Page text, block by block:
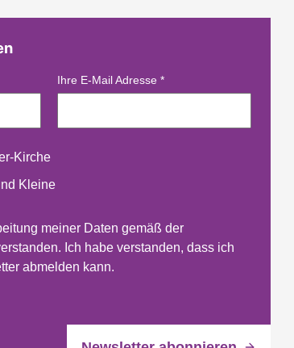
Ihre E-Mail Adresse*
Kirche
Kleine
meiner Daten gemäß der
Ich habe verstanden, dass ich
abmelden kann.